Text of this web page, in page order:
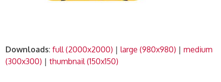
Downloads:full (2000x2000) |large (980x980) |medium
(300x300) |thumbnail (150x150)